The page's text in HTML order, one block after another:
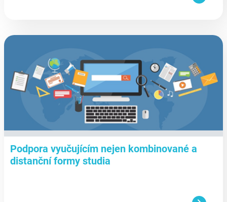
aa
Podpora vyučujícím nejen kombinované a
distanční formy studia